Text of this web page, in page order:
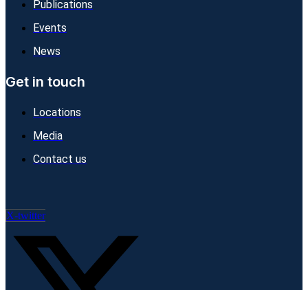
Publications
Events
News
Get in touch
Locations
Media
Contact us
X-twitter